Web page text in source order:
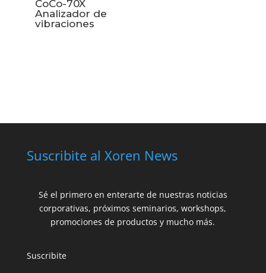
CoCo-70X
Analizador de
vibraciones
Suscribite al Xoren News
Sé el primero en enterarte de nuestras noticias
corporativas, próximos seminarios, workshops,
promociones de productos y mucho más.
Suscribite